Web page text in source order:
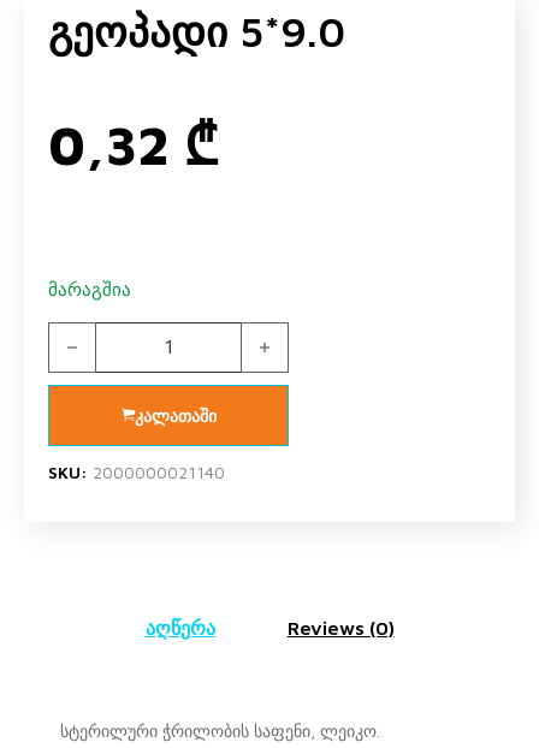
Გეოპადი 5*9.0
0,32 ₾
მარაგშია
გეოპადი 5*9.0 quantity
კალათაში
SKU: 2000000021140
აღწერა Reviews (0)
სტერილური ჭრილობის საფენი, ლეიკო.